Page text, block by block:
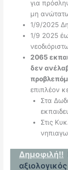
για
μη
1/9/2025
1/9 2025
2065
δεν
επιπλέον
Στα
Στις
Δημοφιλή!!